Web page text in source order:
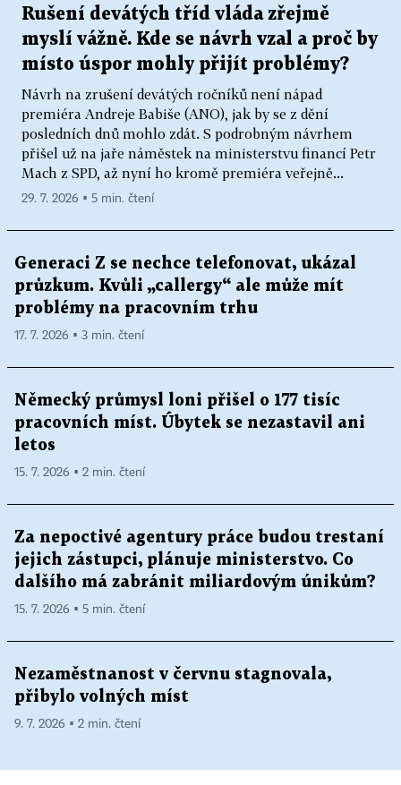
Rušení devátých tříd vláda zřejmě
myslí vážně. Kde se návrh vzal a proč by
místo úspor mohly přijít problémy?
Návrh na zrušení devátých ročníků není nápad
premiéra Andreje Babiše (ANO), jak by se z dění
posledních dnů mohlo zdát. S podrobným návrhem
přišel už na jaře náměstek na ministerstvu financí Petr
Mach z SPD, až nyní ho kromě premiéra veřejně...
29. 7. 2026 ▪ 5 min. čtení
Generaci Z se nechce telefonovat, ukázal
průzkum. Kvůli „callergy“ ale může mít
problémy na pracovním trhu
17. 7. 2026 ▪ 3 min. čtení
Německý průmysl loni přišel o 177 tisíc
pracovních míst. Úbytek se nezastavil ani
letos
15. 7. 2026 ▪ 2 min. čtení
Za nepoctivé agentury práce budou trestaní
jejich zástupci, plánuje ministerstvo. Co
dalšího má zabránit miliardovým únikům?
15. 7. 2026 ▪ 5 min. čtení
Nezaměstnanost v červnu stagnovala,
přibylo volných míst
9. 7. 2026 ▪ 2 min. čtení